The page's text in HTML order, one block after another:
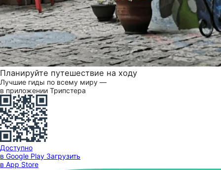
Планируйте путешествие на ходу
Лучшие гиды по всему миру —
в приложении Трипстера
Доступно
в Google Play Загрузить
в App Store